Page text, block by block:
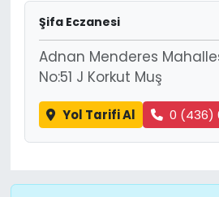
Şifa Eczanesi
Adnan Menderes
No:51 J Korkut Muş
Yol Tarifi Al 0 (436)